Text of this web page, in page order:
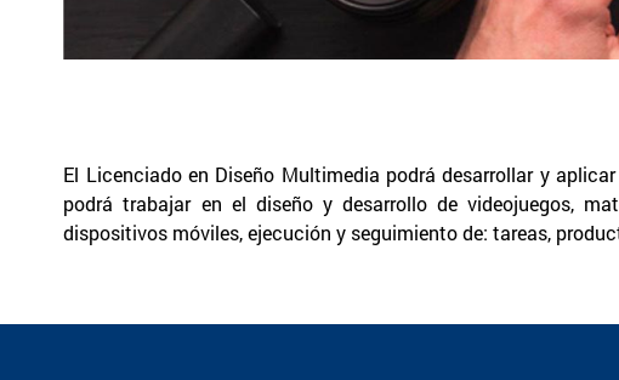
El Licenciado en Diseño Multimedia podrá desarrollar y
podrá trabajar en el diseño y desarrollo de videojuegos,
dispositivos móviles, ejecución y seguimiento de: tareas,